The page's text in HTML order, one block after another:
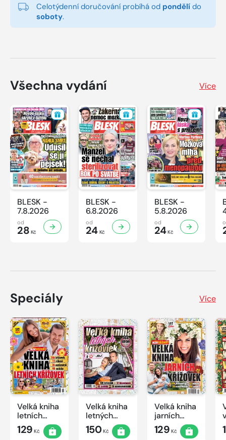
Celotýdenní doručování probíhá od pondělí do
soboty.
Všechna vydání Více
BLESK -
7.8.2026
od
28 Kč
BLESK -
6.8.2026
od
24Kč
BLESK -
5.8.2026
od
24Kč
Speciály Více
Velká kniha
letních
křížovek
2026
129 Kč
Velká kniha
letných
krížoviek s
TV JOJ
150Kč
Velká kniha
jarních
křížovek
2026
129 Kč